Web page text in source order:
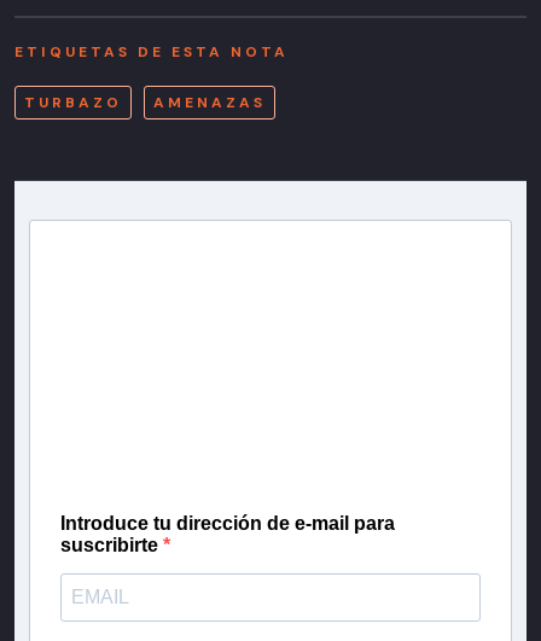
ETIQUETAS DE ESTA NOTA
TURBAZO AMENAZAS
Introduce tu dirección de e-mail para
suscribirte